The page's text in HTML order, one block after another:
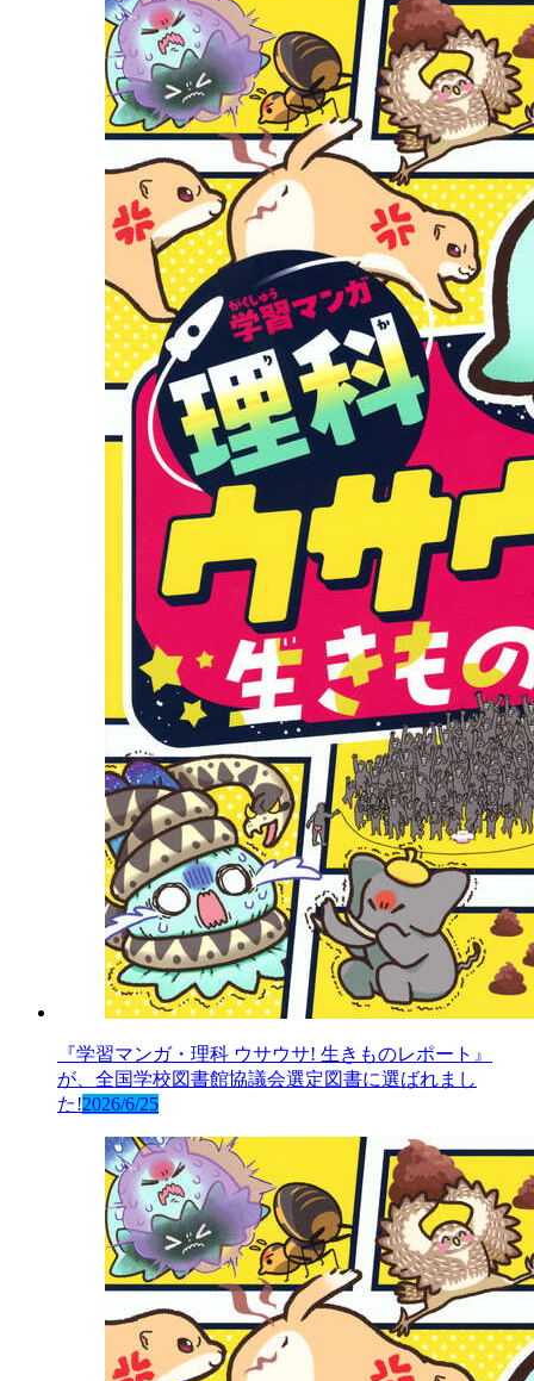
『学習マンガ・理科 ウサウサ! 生きものレポート』
が、全国学校図書館協議会選定図書に選ばれまし
た!2026/6/25